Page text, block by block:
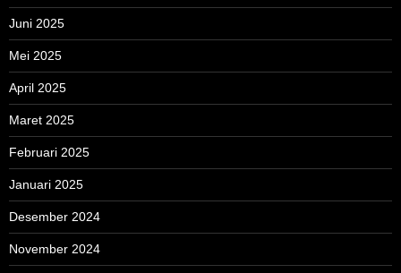
Juni 2025
Mei 2025
April 2025
Maret 2025
Februari 2025
Januari 2025
Desember 2024
November 2024